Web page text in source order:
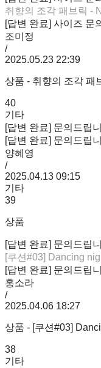
취향의 조각 패브릭 -
[답변 완료] 사이즈 문
조미정
/
2025.05.23 22:39
상품 - 취향의 조각 패
40
기타
[답변 완료] 문의드립
[답변 완료] 문의드립
양혜영
/
2025.04.13 09:15
기타
39
상품
[답변 완료] 문의드립
[쿠션#03] Dancing
[답변 완료] 문의드립
홍소라
/
2025.04.06 18:27
상품 - [쿠션#03]
38
기타